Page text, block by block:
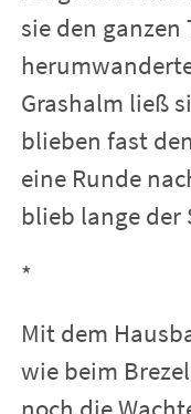
sie den ganzen
Grashalm ließ
blieben fast
eine Runde
blieb lange der
*
Mit dem
wie beim